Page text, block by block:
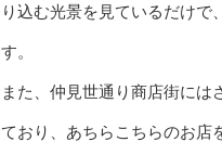
り込む光景を見ているだけで
す。
また、仲見世通り商店街には
ており、あちらこちらのお店